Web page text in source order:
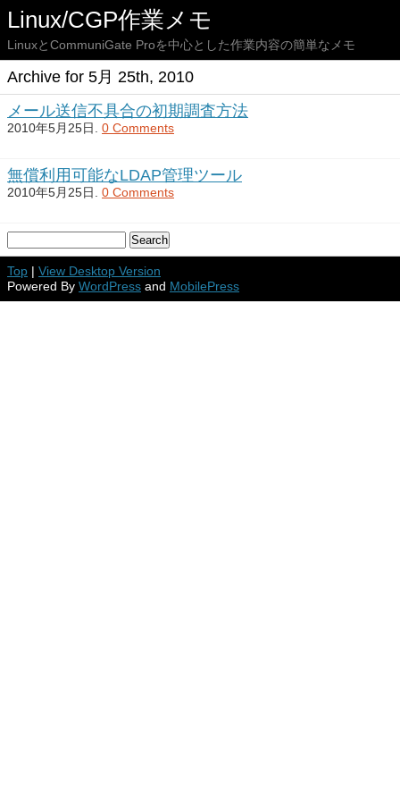
Linux/CGP作業メモ
LinuxとCommuniGate Proを中心とした作業内容の簡単なメモ
Archive for 5月 25th, 2010
メール送信不具合の初期調査方法
2010年5月25日. 0 Comments
無償利用可能なLDAP管理ツール
2010年5月25日. 0 Comments
Top | View Desktop Version
Powered By WordPress and MobilePress